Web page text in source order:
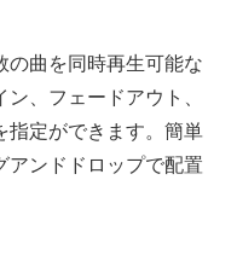
の曲を同時再生可能な
、フェードアウト、
指定ができます。簡単
アンドドロップで配置